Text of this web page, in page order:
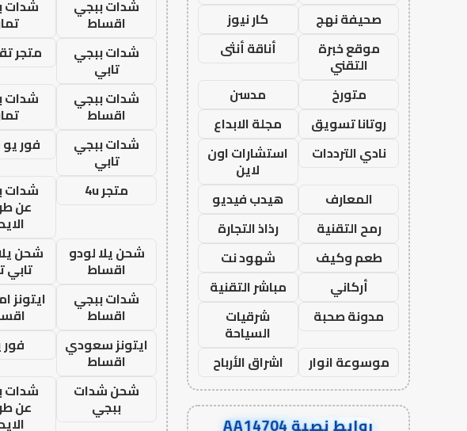
صحيفة نهج
كار نيوز
موقع خبرة
التقني
أناقة أنثى
متورخ
مدسن
روتانا تسويق
مجلة الابداع
نادي الترددات
استشارات اون
لاين
المعارف
هيدب فيديو
رمح التقنية
رذاذ التجارة
طعم وكيف
شهود نت
أركاني
مباشر التقنية
مدونة صحبة
شرقيات
السياحة
موسوعة انوار
اشراق الأرباح
شدات ببجي
اقساط
شدات
شدات ببجي
تابي
متجر
شدات ببجي
اقساط
شدات
شدات ببجي
تابي
فور
متجر 4u
شدات
عن
شحن يلا لودو
اقساط
شحن
تابي
شدات ببجي
اقساط
ايتونز
ايتونز سعودي
اقساط
شحن شدات
ببجي
شدات
عن